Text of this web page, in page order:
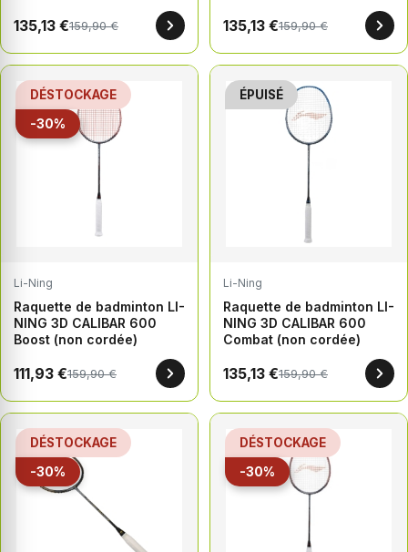
135,13 €159,90 € 135,13 €159,90 €
DÉSTOCKAGE
-30%
Li-Ning
Raquette de badminton LI-
NING 3D CALIBAR 600
Boost (non cordée)
111,93 €159,90 €
ÉPUISÉ
Li-Ning
Raquette de badminton LI-
NING 3D CALIBAR 600
Combat (non cordée)
135,13 €159,90 €
DÉSTOCKAGE
-30%
DÉSTOCKAGE
-30%